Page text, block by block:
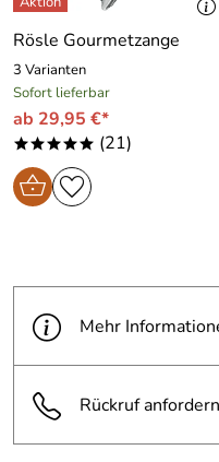
Rösle Gourmetzange
3 Varianten
Sofort lieferbar
ab 29,95 €*
***** (21)
Mehr
Rückruf anfordern